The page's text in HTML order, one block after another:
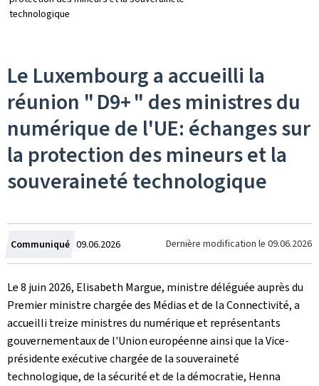
technologique
Le Luxembourg a accueilli la
réunion " D9+ " des ministres du
numérique de l'UE: échanges sur
la protection des mineurs et la
souveraineté technologique
Communiqué Crée
le
09.06.2026 Dernière modification le 09.06.2026
Le 8 juin 2026, Elisabeth Margue, ministre déléguée auprès du
Premier ministre chargée des Médias et de la Connectivité, a
accueilli treize ministres du numérique et représentants
gouvernementaux de l'Union européenne ainsi que la Vice-
présidente exécutive chargée de la souveraineté
technologique, de la sécurité et de la démocratie, Henna